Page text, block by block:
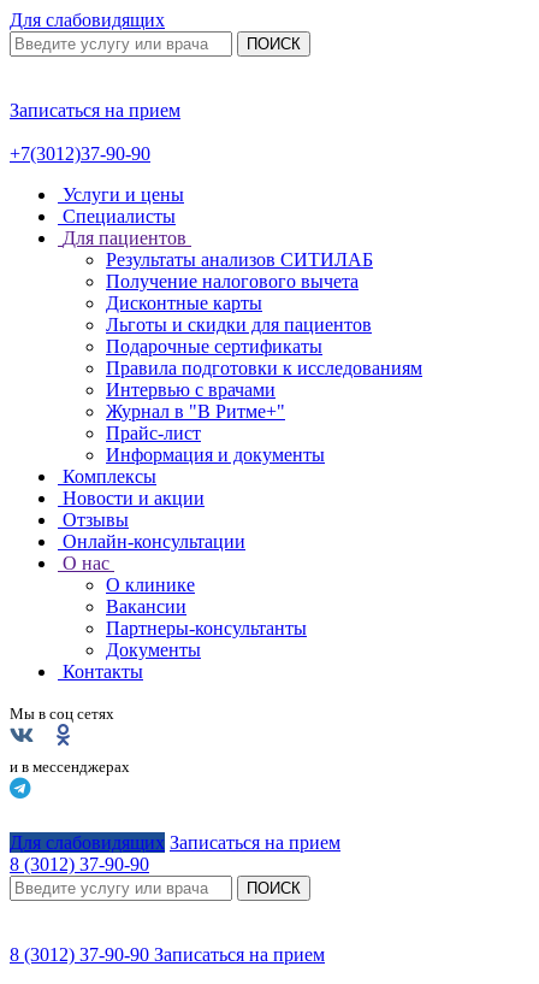
Для слабовидящих
ПОИСК
Записаться на прием
+7(3012)37-90-90
Услуги и цены
Специалисты
Для пациентов
Результаты анализов СИТИЛАБ
Получение налогового вычета
Дисконтные карты
Льготы и скидки для пациентов
Подарочные сертификаты
Правила подготовки к исследованиям
Интервью с врачами
Журнал в "В Ритме+"
Прайс-лист
Информация и документы
Комплексы
Новости и акции
Отзывы
Онлайн-консультации
О нас
О клинике
Вакансии
Партнеры-консультанты
Документы
Контакты
Мы в соц сетях
и в мессенджерах
Для слабовидящих Записаться на прием
8 (3012) 37-90-90
ПОИСК
8 (3012) 37-90-90 Записаться на прием